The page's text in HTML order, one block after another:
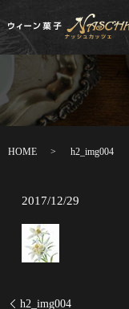
HOME h2_img004
2017/12/29
h2_img004